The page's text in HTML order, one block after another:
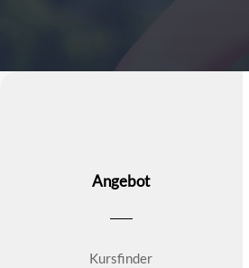
Angebot
Kursfinder